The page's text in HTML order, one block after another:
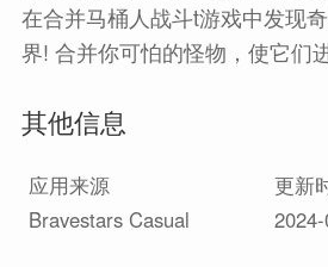
在合并马桶人战斗t游戏中发现
界! 合并你可怕的怪物，使它们
skibidi toilet 斗争！如果你想赢
快速进化你的怪物，以获得一
其他信息
应用来源
更新
Bravestars Casual